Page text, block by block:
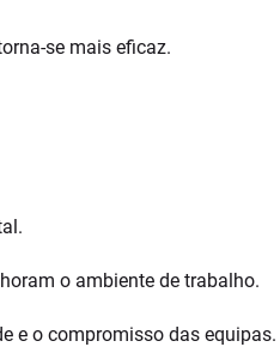
se mais eficaz.
o ambiente de trabalho.
e o compromisso das equipas.